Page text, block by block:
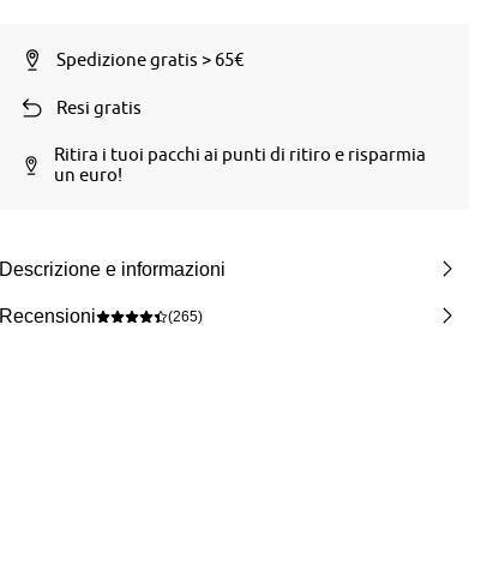
Spedizione gratis > 65€
Resi gratis
Ritira i tuoi pacchi ai punti di ritiro e risparmia
un euro!
Descrizione e informazioni
Recensioni (265)